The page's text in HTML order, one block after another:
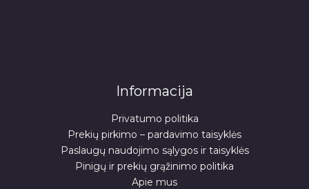
Informacija
Privatumo politika
Prekių pirkimo – pardavimo taisyklės
Paslaugų naudojimo sąlygos ir taisyklės
Pinigų ir prekių grąžinimo politika
Apie mus